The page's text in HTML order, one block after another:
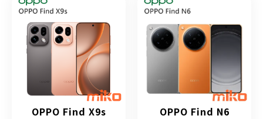
OPPO Find X9s OPPO Find N6